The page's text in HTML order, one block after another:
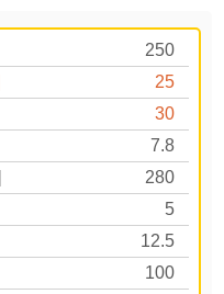
250
25
30
7.8
280
5
12.5
100